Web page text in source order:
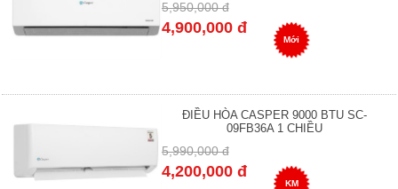
5,950,000 đ
4,900,000 đ
Mới
ĐIỀU HÒA CASPER 9000 BTU SC-
09FB36A 1 CHIỀU
5,990,000 đ
4,200,000 đ
KM